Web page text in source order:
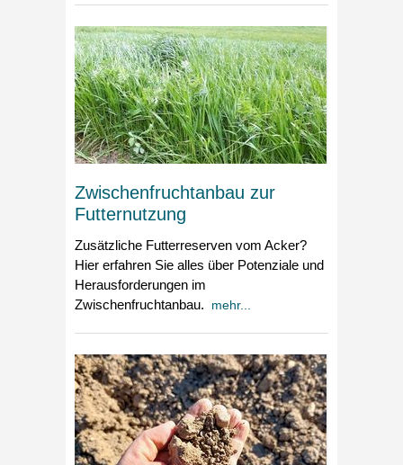
Zwischenfruchtanbau zur
Futternutzung
Zusätzliche Futterreserven vom Acker?
Hier erfahren Sie alles über Potenziale und
Herausforderungen im
Zwischenfruchtanbau. mehr...